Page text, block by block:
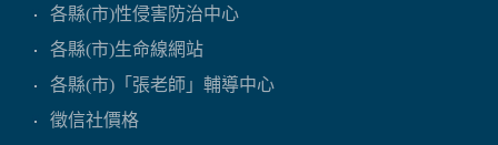
各縣(市)性侵害防治中心
各縣(市)生命線網站
各縣(市)「張老師」輔導中心
徵信社價格